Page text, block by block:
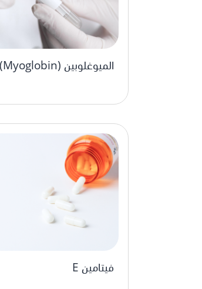
الميوغلوبين (Myoglobin)
فيتامين E